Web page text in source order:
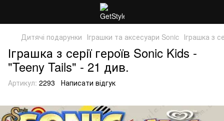
Дитячі подарунки Іграшки та аксесуари Sonic Іграшка з
Іграшка з серії героїв Sonic Kids -
"Teeny Tails" - 21 див.
Артикул: 2293 Написати відгук